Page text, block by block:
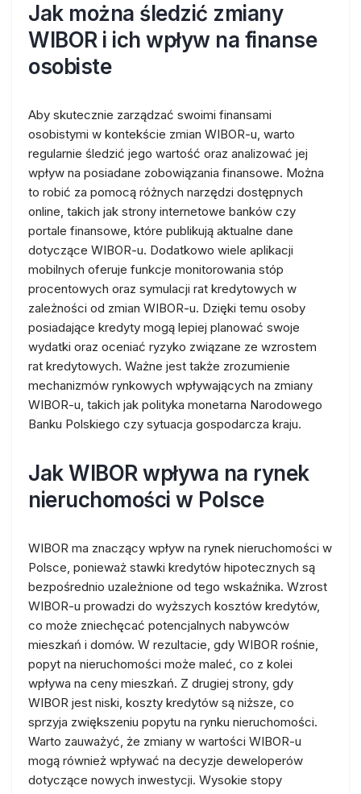
Jak można śledzić zmiany
WIBOR i ich wpływ na finanse
osobiste
Aby skutecznie zarządzać swoimi finansami
osobistymi w kontekście zmian WIBOR-u, warto
regularnie śledzić jego wartość oraz analizować jej
wpływ na posiadane zobowiązania finansowe. Można
to robić za pomocą różnych narzędzi dostępnych
online, takich jak strony internetowe banków czy
portale finansowe, które publikują aktualne dane
dotyczące WIBOR-u. Dodatkowo wiele aplikacji
mobilnych oferuje funkcje monitorowania stóp
procentowych oraz symulacji rat kredytowych w
zależności od zmian WIBOR-u. Dzięki temu osoby
posiadające kredyty mogą lepiej planować swoje
wydatki oraz oceniać ryzyko związane ze wzrostem
rat kredytowych. Ważne jest także zrozumienie
mechanizmów rynkowych wpływających na zmiany
WIBOR-u, takich jak polityka monetarna Narodowego
Banku Polskiego czy sytuacja gospodarcza kraju.
Jak WIBOR wpływa na rynek
nieruchomości w Polsce
WIBOR ma znaczący wpływ na rynek nieruchomości w
Polsce, ponieważ stawki kredytów hipotecznych są
bezpośrednio uzależnione od tego wskaźnika. Wzrost
WIBOR-u prowadzi do wyższych kosztów kredytów,
co może zniechęcać potencjalnych nabywców
mieszkań i domów. W rezultacie, gdy WIBOR rośnie,
popyt na nieruchomości może maleć, co z kolei
wpływa na ceny mieszkań. Z drugiej strony, gdy
WIBOR jest niski, koszty kredytów są niższe, co
sprzyja zwiększeniu popytu na rynku nieruchomości.
Warto zauważyć, że zmiany w wartości WIBOR-u
mogą również wpływać na decyzje deweloperów
dotyczące nowych inwestycji. Wysokie stopy